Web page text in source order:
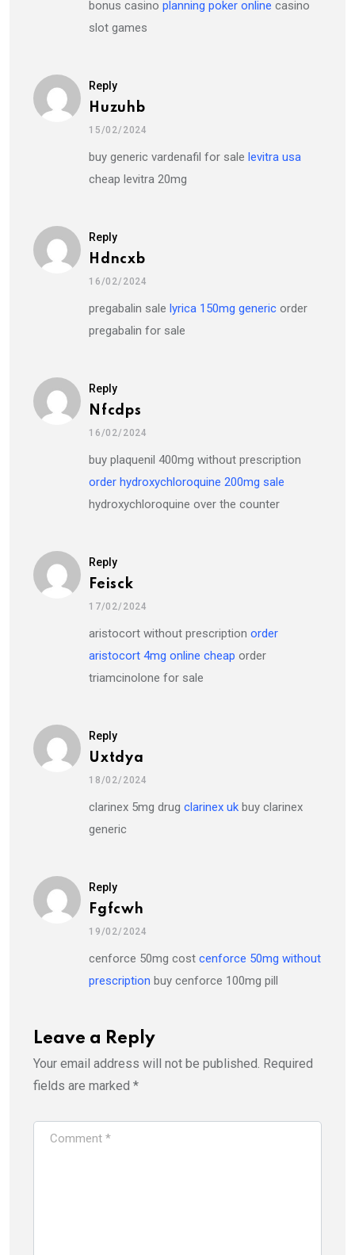
bonus casino planning poker online casino
slot games
Reply
Huzuhb
15/02/2024
buy generic vardenafil for sale levitra usa
cheap levitra 20mg
Reply
Hdncxb
16/02/2024
pregabalin sale lyrica 150mg generic order
pregabalin for sale
Reply
Nfcdps
16/02/2024
buy plaquenil 400mg without prescription
order hydroxychloroquine 200mg sale
hydroxychloroquine over the counter
Reply
Feisck
17/02/2024
aristocort without prescription order
aristocort 4mg online cheap order
triamcinolone for sale
Reply
Uxtdya
18/02/2024
clarinex 5mg drug clarinex uk buy clarinex
generic
Reply
Fgfcwh
19/02/2024
cenforce 50mg cost cenforce 50mg without
prescription buy cenforce 100mg pill
Leave a Reply
Your email address will not be published. Required
fields are marked *